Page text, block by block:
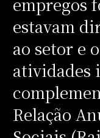
estavam
ao setor e
atividades
Relação